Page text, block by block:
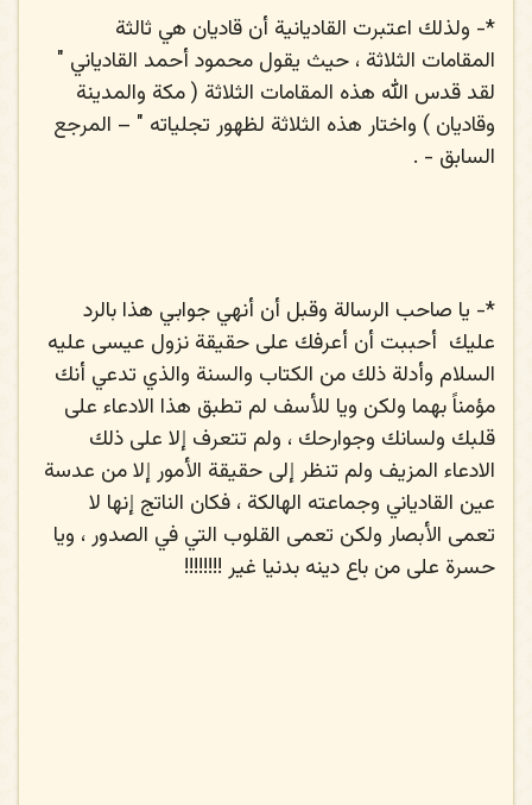
*- ولذلك اعتبرت القاديانية أن قاديان هي ثالثة
المقامات الثلاثة ، حيث يقول محمود أحمد القادياني "
لقد قدس الله هذه المقامات الثلاثة ( مكة والمدينة
وقاديان ) واختار هذه الثلاثة لظهور تجلياته " – المرجع
السابق - .
*- يا صاحب الرسالة وقبل أن أنهي جوابي هذا بالرد
عليك أحببت أن أعرفك على حقيقة نزول عيسى عليه
السلام وأدلة ذلك من الكتاب والسنة والذي تدعي أنك
مؤمناً بهما ولكن ويا للأسف لم تطبق هذا الادعاء على
قلبك ولسانك وجوارحك ، ولم تتعرف إلا على ذلك
الادعاء المزيف ولم تنظر إلى حقيقة الأمور إلا من عدسة
عين القادياني وجماعته الهالكة ، فكان الناتج إنها لا
تعمى الأبصار ولكن تعمى القلوب التي في الصدور ، ويا
حسرة على من باع دينه بدنيا غير !!!!!!!!